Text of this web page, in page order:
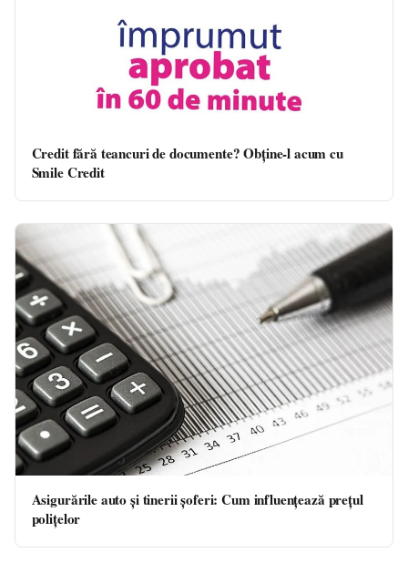
Credit fără teancuri de documente? Obține-l acum cu
Smile Credit
Asigurările auto și tinerii șoferi: Cum influențează prețul
polițelor